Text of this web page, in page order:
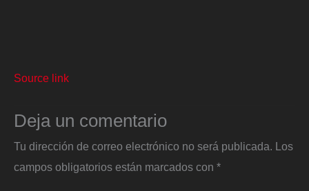
Source link
Deja un comentario
Tu dirección de correo electrónico no será publicada. Los
campos obligatorios están marcados con *